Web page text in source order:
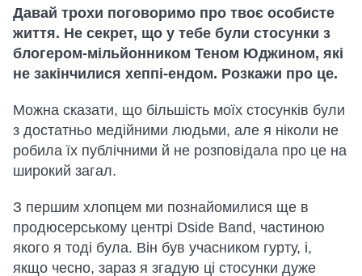
Давай трохи поговоримо про твоє особисте
життя. Не секрет, що у тебе були стосунки з
блогером-мільйонником Теном Юджином, які
не закінчилися хеппі-ендом. Розкажи про це.
Можна сказати, що більшість моїх стосунків були
з достатньо медійними людьми, але я ніколи не
робила їх публічними й не розповідала про це на
широкий загал.
З першим хлопцем ми познайомилися ще в
продюсерському центрі Dside Band, частиною
якого я тоді була. Він був учасником гурту, і,
якщо чесно, зараз я згадую ці стосунки дуже